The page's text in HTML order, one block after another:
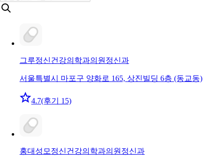
그루정신건강의학과의원 정신과
서울특별시 마포구 양화로 165, 상진빌딩 6층 (동교동)
4.7(후기 15)
홍대성모정신건강의학과의원 정신과